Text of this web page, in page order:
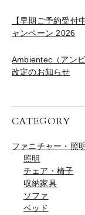
【早期ご予約受付
ャンペーン 2026
Ambientec（アン
改定のお知らせ
CATEGORY
ファニチャー・照明
照明
チェア・椅子
収納家具
ソファ
ベッド